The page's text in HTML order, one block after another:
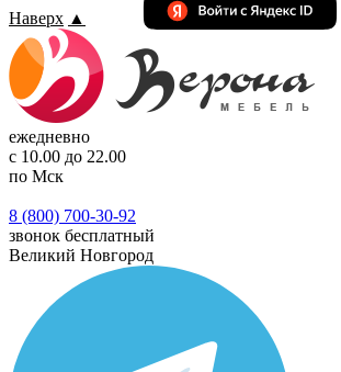
Наверх ▲
ежедневно
с 10.00 до 22.00
по Мск
8 (800) 700-30-92
звонок бесплатный
Великий Новгород